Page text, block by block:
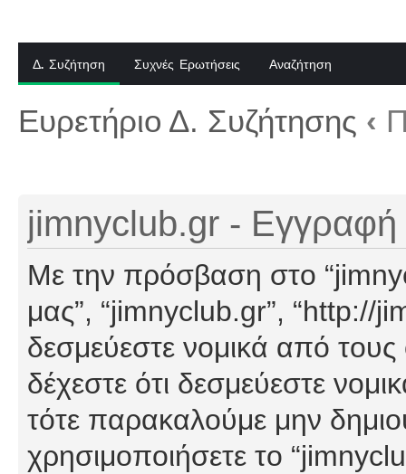
Δ. Συζήτηση Συχνές Ερωτήσεις Αναζήτηση
Ευρετήριο Δ. Συζήτησης ‹
jimnyclub.gr - Εγγραφή
Με την πρόσβαση στο
μας”, “jimnyclub.gr”, “http://
δεσμεύεστε νομικά από
δέχεστε ότι δεσμεύεστε
τότε παρακαλούμε μην
χρησιμοποιήσετε το